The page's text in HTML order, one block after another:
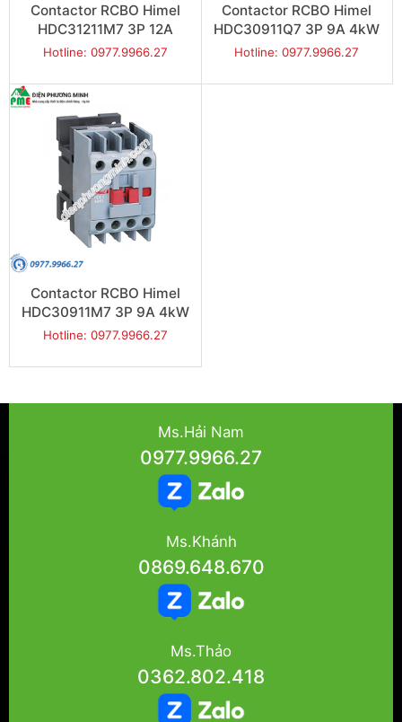
Contactor RCBO Himel
HDC31211M7 3P 12A
5.5kW
Hotline: 0977.9966.27
Contactor RCBO Himel
HDC30911Q7 3P 9A 4kW
Hotline: 0977.9966.27
Contactor RCBO Himel
HDC30911M7 3P 9A 4kW
Hotline: 0977.9966.27
Ms.Hải Nam
0977.9966.27
Ms.Khánh
0869.648.670
Ms.Thảo
0362.802.418